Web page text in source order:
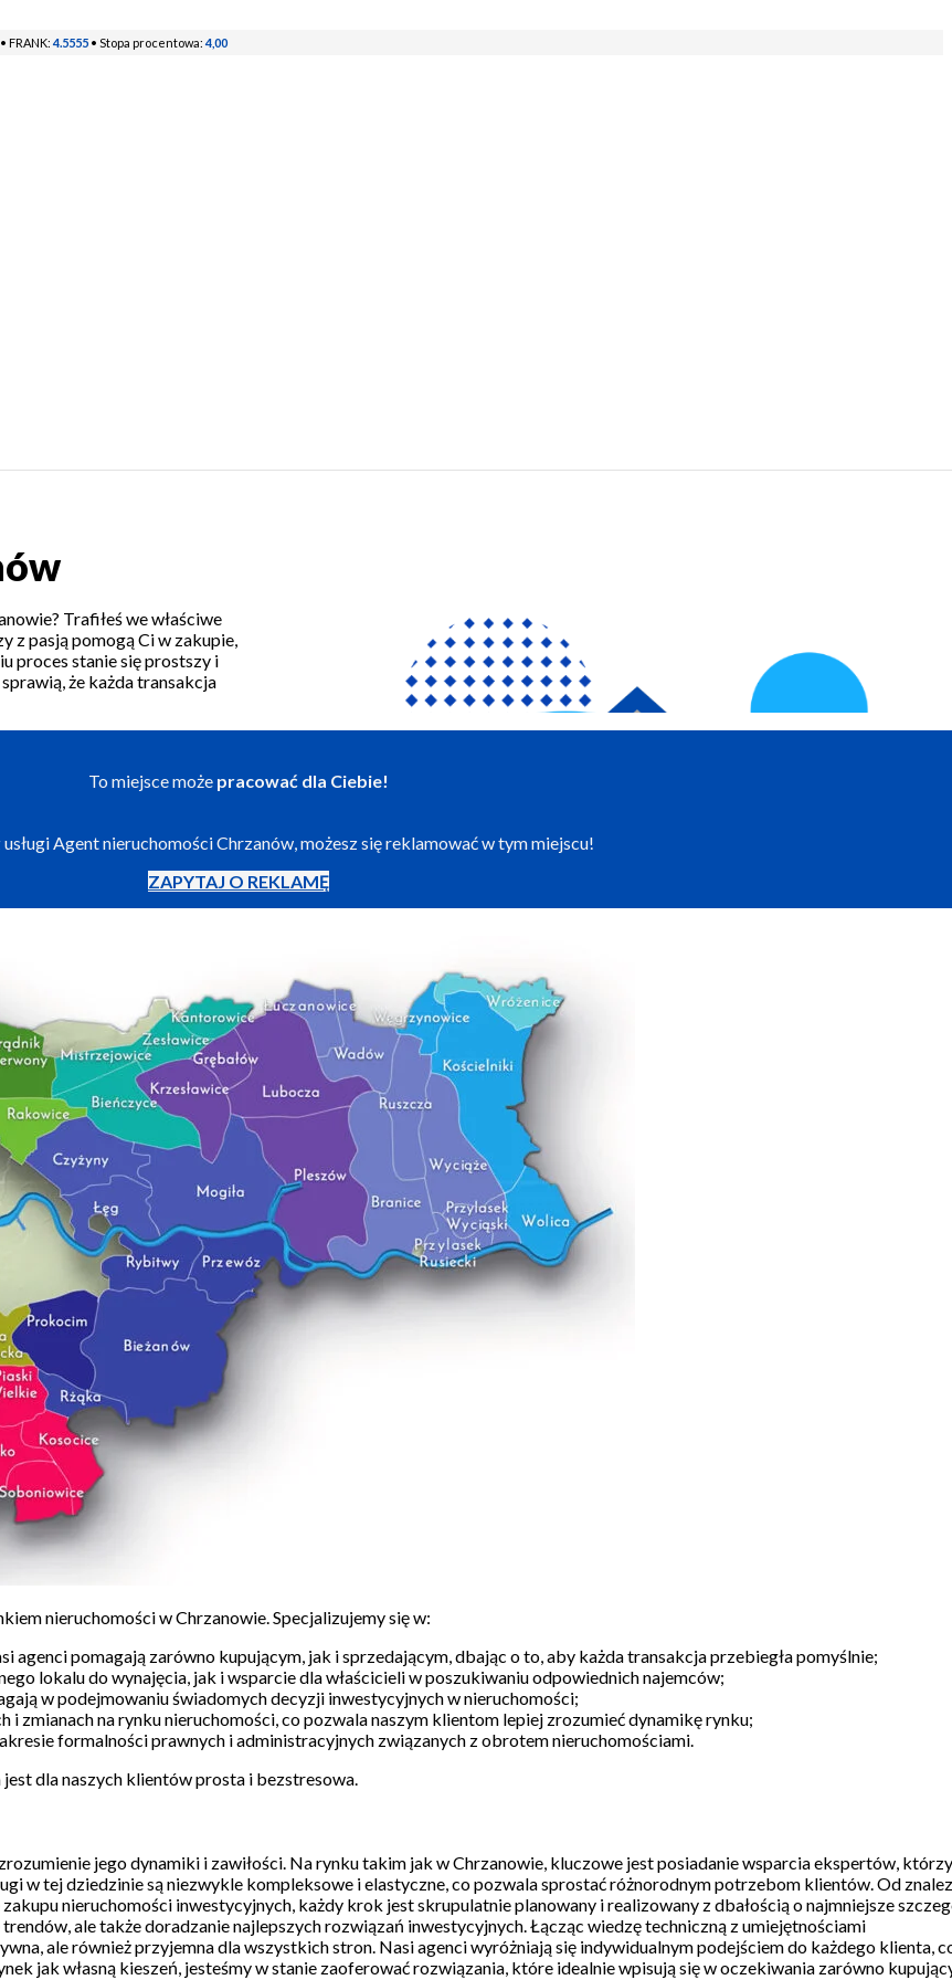
• FRANK: 4.5555 • Stopa procentowa: 4,00
Trafiłeś we właściwe
z pasją pomogą Ci w zakupie,
proces stanie się prostszy i
że każda transakcja
To miejsce może pracować dla Ciebie!
Agent nieruchomości Chrzanów, możesz się reklamować w tym miejscu!
ZAPYTAJ O REKLAMĘ
nieruchomości w Chrzanowie. Specjalizujemy się w:
agenci pomagają zarówno kupującym, jak i sprzedającym, dbając o to, aby każda transakcja przebiegła pomyślnie;
lokalu do wynajęcia, jak i wsparcie dla właścicieli w poszukiwaniu odpowiednich najemców;
w podejmowaniu świadomych decyzji inwestycyjnych w nieruchomości;
zmianach na rynku nieruchomości, co pozwala naszym klientom lepiej zrozumieć dynamikę rynku;
formalności prawnych i administracyjnych związanych z obrotem nieruchomościami.
dla naszych klientów prosta i bezstresowa.
jego dynamiki i zawiłości. Na rynku takim jak w Chrzanowie, kluczowe jest posiadanie wsparcia ekspertów,
w tej dziedzinie są niezwykle kompleksowe i elastyczne, co pozwala sprostać różnorodnym potrzebom klientów. Od
nieruchomości inwestycyjnych, każdy krok jest skrupulatnie planowany i realizowany z dbałością o najmniejsze
ale także doradzanie najlepszych rozwiązań inwestycyjnych. Łącząc wiedzę techniczną z umiejętnościami
ale również przyjemna dla wszystkich stron. Nasi agenci wyróżniają się indywidualnym podejściem do każdego klienta,
jak własną kieszeń, jesteśmy w stanie zaoferować rozwiązania, które idealnie wpisują się w oczekiwania zarówno